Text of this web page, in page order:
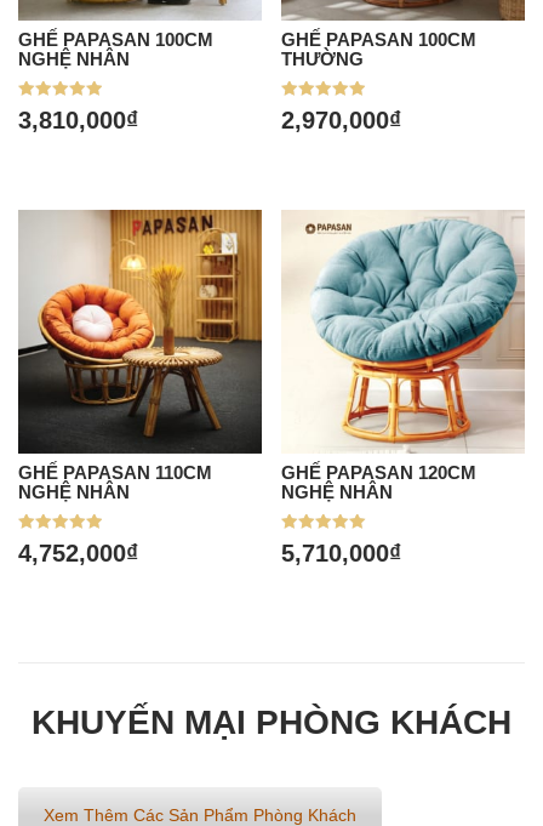
GHẾ PAPASAN 100CM
NGHỆ NHÂN
Được xếp
hạng
3,810,000₫
GHẾ PAPASAN 100CM
THƯỜNG
Được xếp
hạng
2,970,000₫
GHẾ PAPASAN 110CM
NGHỆ NHÂN
Được xếp
hạng
4,752,000₫
GHẾ PAPASAN 120CM
NGHỆ NHÂN
Được xếp
hạng
5,710,000₫
KHUYẾN MẠI PHÒNG KHÁCH
Xem Thêm Các Sản Phẩm Phòng Khách